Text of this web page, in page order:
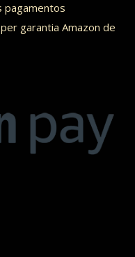
pagamentos
garantia Amazon de